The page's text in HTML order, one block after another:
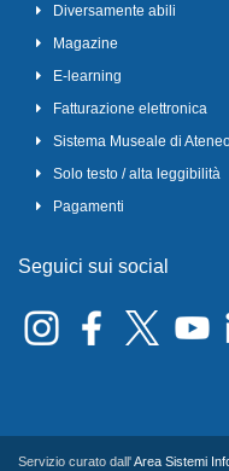
Diversamente abili
Magazine
E-learning
Fatturazione elettronica
Sistema Museale di
Solo testo / alta leggibilità
Pagamenti
Seguici sui social
Servizio curato dall'Area Sistemi